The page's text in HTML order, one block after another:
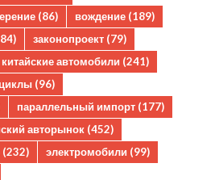
(86) вождение (189)
законопроект (79)
китайские автомобили (241)
(96)
параллельный импорт (177)
авторынок (452)
(232) электромобили (99)